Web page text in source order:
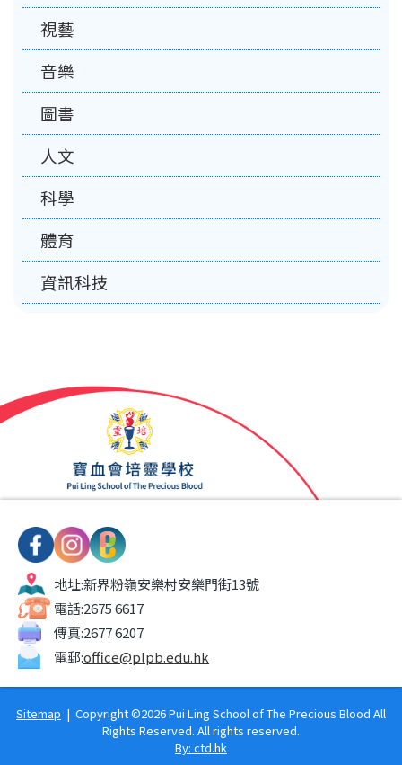
視藝
音樂
圖書
人文
科學
體育
資訊科技
地址:新界粉嶺安樂村安樂門街13號
電話:2675 6617
傳真:2677 6207
電郵:office@plpb.edu.hk
Sitemap | Copyright ©2026 Pui Ling School of The Precious Blood All
Rights Reserved. All rights reserved.
By: ctd.hk